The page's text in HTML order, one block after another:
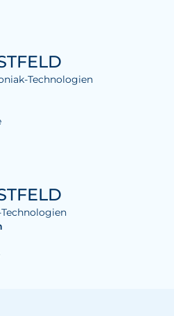
Technologien